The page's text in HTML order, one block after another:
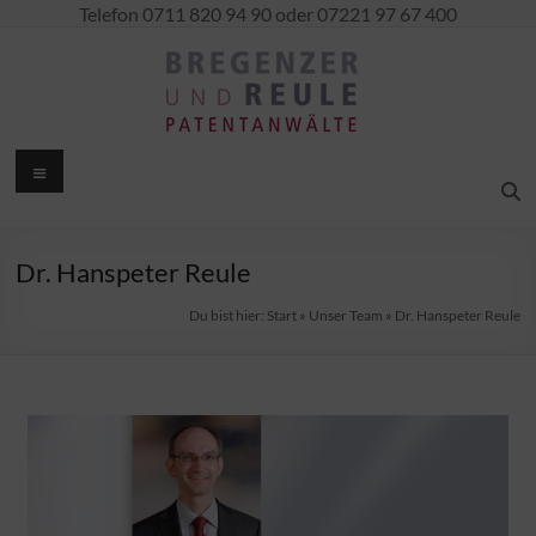
Telefon 0711 820 94 90 oder 07221 97 67 400
Dr. Hanspeter Reule
Du bist hier: Start» Unser Team » Dr. Hanspeter Reule